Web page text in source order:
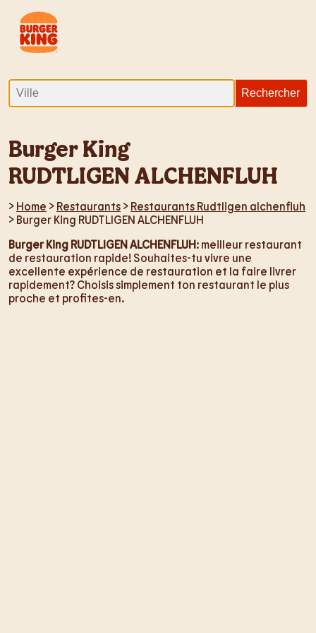
Burger King
RUDTLIGEN ALCHENFLUH
> Home > Restaurants > Restaurants Rudtligen alchenfluh
> Burger King RUDTLIGEN ALCHENFLUH
Burger King RUDTLIGEN ALCHENFLUH: meilleur restaurant
de restauration rapide! Souhaites-tu vivre une
excellente expérience de restauration et la faire livrer
rapidement? Choisis simplement ton restaurant le plus
proche et profites-en.